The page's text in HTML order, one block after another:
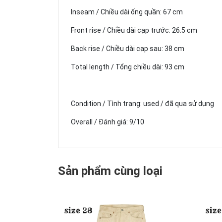
Inseam / Chiều dài ống quần: 67 cm
Front rise / Chiều dài cạp trước: 26.5 cm
Back rise / Chiều dài cạp sau: 38 cm
Total length / Tổng chiều dài: 93 cm
Condition / Tình trạng: used / đã qua sử dụng
Overall / Đánh giá: 9/10
Sản phẩm cùng loại